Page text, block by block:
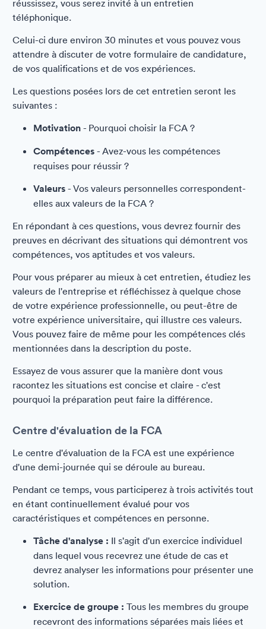
réussissez, vous serez invité à un entretien
téléphonique.
Celui-ci dure environ 30 minutes et vous pouvez vous
attendre à discuter de votre formulaire de candidature,
de vos qualifications et de vos expériences.
Les questions posées lors de cet entretien seront les
suivantes :
Motivation - Pourquoi choisir la FCA ?
Compétences - Avez-vous les compétences
requises pour réussir ?
Valeurs - Vos valeurs personnelles correspondent-
elles aux valeurs de la FCA ?
En répondant à ces questions, vous devrez fournir des
preuves en décrivant des situations qui démontrent vos
compétences, vos aptitudes et vos valeurs.
Pour vous préparer au mieux à cet entretien, étudiez les
valeurs de l'entreprise et réfléchissez à quelque chose
de votre expérience professionnelle, ou peut-être de
votre expérience universitaire, qui illustre ces valeurs.
Vous pouvez faire de même pour les compétences clés
mentionnées dans la description du poste.
Essayez de vous assurer que la manière dont vous
racontez les situations est concise et claire - c'est
pourquoi la préparation peut faire la différence.
Centre d'évaluation de la FCA
Le centre d'évaluation de la FCA est une expérience
d'une demi-journée qui se déroule au bureau.
Pendant ce temps, vous participerez à trois activités tout
en étant continuellement évalué pour vos
caractéristiques et compétences en personne.
Tâche d'analyse : Il s'agit d'un exercice individuel
dans lequel vous recevrez une étude de cas et
devrez analyser les informations pour présenter une
solution.
Exercice de groupe : Tous les membres du groupe
recevront des informations séparées mais liées et